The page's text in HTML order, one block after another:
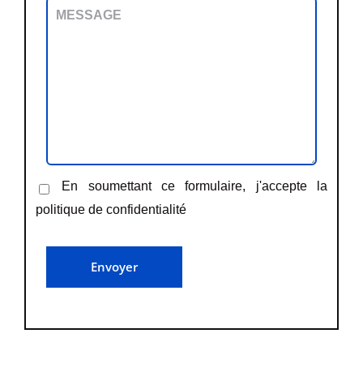
En soumettant ce formulaire, j'accepte la
politique de confidentialité